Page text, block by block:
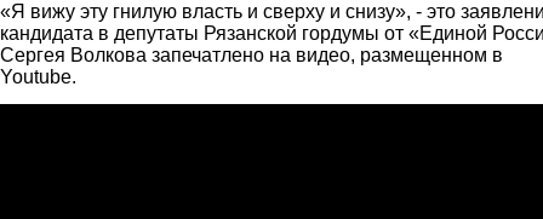
«Я вижу эту гнилую власть и сверху и снизу», - это
кандидата в депутаты Рязанской гордумы от «Единой
Сергея Волкова запечатлено на видео, размещенном в
Youtube.